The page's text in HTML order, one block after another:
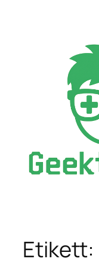
Etikett: